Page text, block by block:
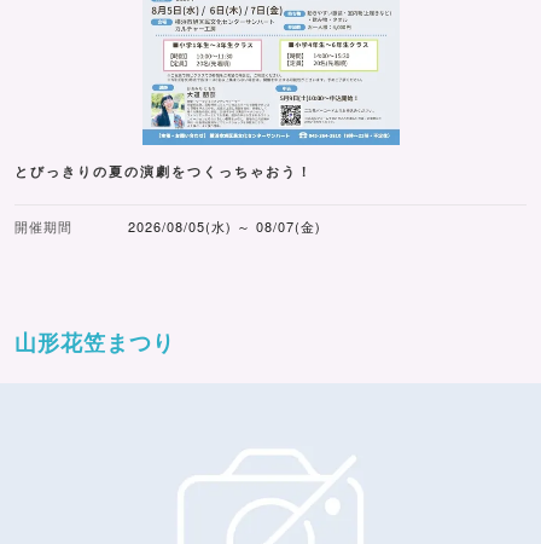
とびっきりの夏の演劇をつくっちゃおう！
開催期間 2026/08/05(水) ～ 08/07(金)
山形花笠まつり